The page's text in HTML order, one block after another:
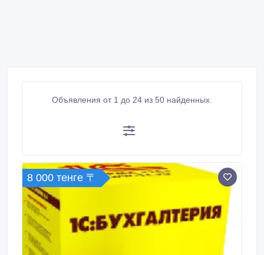
Объявления от 1 до 24 из 50 найденных.
8 000 тенге 〒